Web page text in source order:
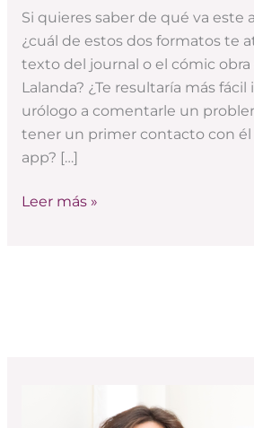
Si quieres saber de qué va este
¿cuál de estos dos formatos te
texto del journal o el cómic obra
Lalanda? ¿Te resultaría más
urólogo a comentarle un
tener un primer contacto con él
app? […]
humor
para
comunicar
ciencia
Leer más »